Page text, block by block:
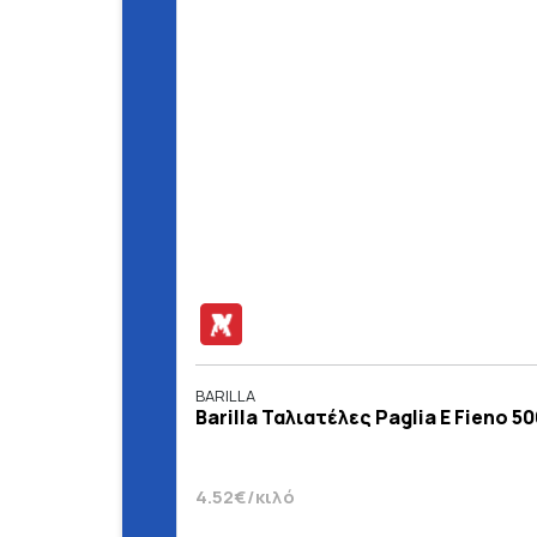
BARILLA
Barilla Ταλιατέλες Paglia E Fieno
4.52€/κιλό